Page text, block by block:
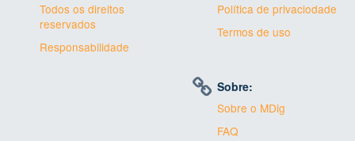
Todos os direitos
reservados
Responsabilidade
Política de privaciodade
Termos de uso
Sobre:
Sobre o MDig
FAQ